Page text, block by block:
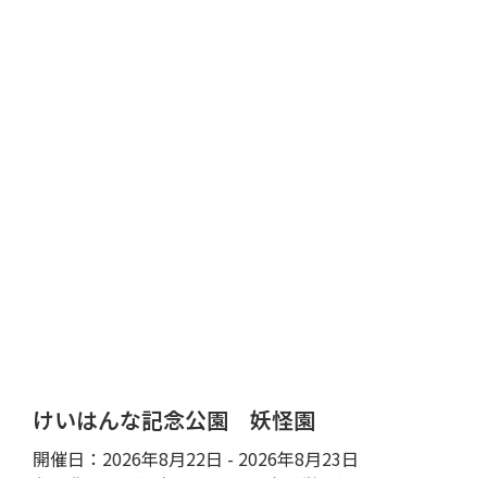
けいはんな記念公園 妖怪園
開催日：2026年8月22日 - 2026年8月23日